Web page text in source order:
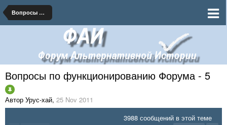
Вопросы по функционированию Форума
Вопросы по функционированию Форума - 5
Автор Урус-хай, 25 Nov 2011
3988 сообщений в этой теме